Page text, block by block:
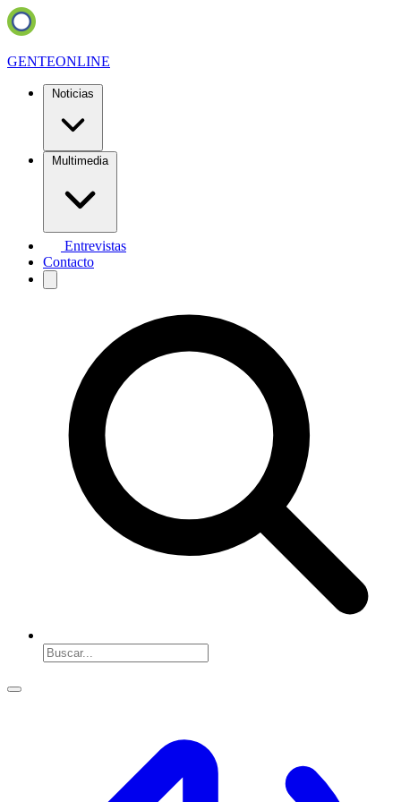
GENTEONLINE
Noticias
Multimedia
Entrevistas
Contacto